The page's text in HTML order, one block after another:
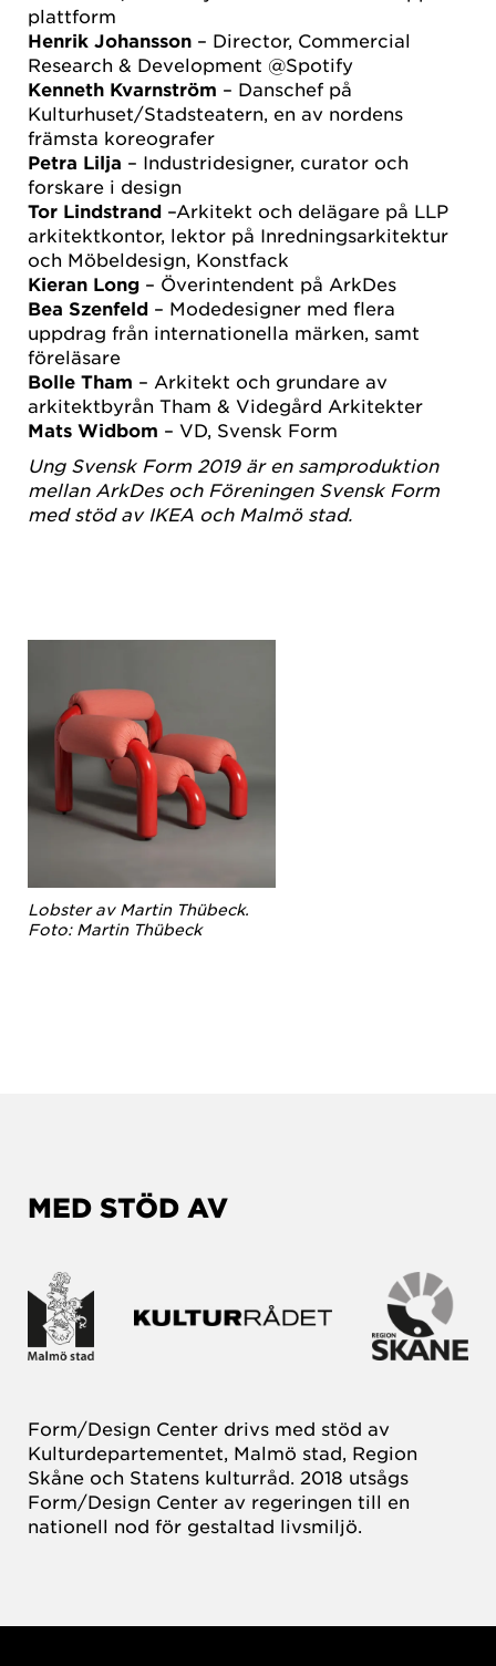
plattform
Henrik Johansson – Director, Commercial
Research & Development @Spotify
Kenneth Kvarnström – Danschef på
Kulturhuset/Stadsteatern, en av nordens
främsta koreografer
Petra Lilja – Industridesigner, curator och
forskare i design
Tor Lindstrand –Arkitekt och delägare på LLP
arkitektkontor, lektor på Inredningsarkitektur
och Möbeldesign, Konstfack
Kieran Long – Överintendent på ArkDes
Bea Szenfeld – Modedesigner med flera
uppdrag från internationella märken, samt
föreläsare
Bolle Tham – Arkitekt och grundare av
arkitektbyrån Tham & Videgård Arkitekter
Mats Widbom – VD, Svensk Form
Ung Svensk Form 2019 är en samproduktion
mellan ArkDes och Föreningen Svensk Form
med stöd av IKEA och Malmö stad.
Lobster av Martin Thübeck.
Foto: Martin Thübeck
MED STÖD AV
Form/Design Center drivs med stöd av
Kulturdepartementet, Malmö stad, Region
Skåne och Statens kulturråd. 2018 utsågs
Form/Design Center av regeringen till en
nationell nod för gestaltad livsmiljö.